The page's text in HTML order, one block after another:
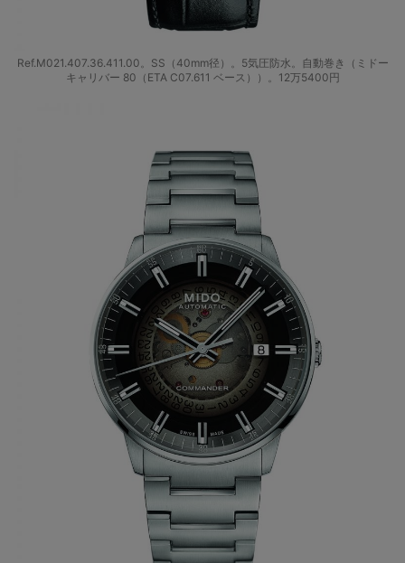
Ref.M021.407.36.411.00。SS（40mm径）。5気圧防水。自動巻き（ミドー
キャリバー 80（ETA C07.611 ベース））。12万5400円